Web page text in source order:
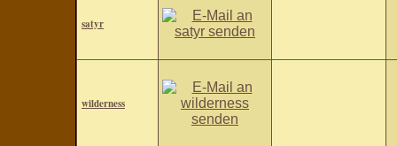
satyr
wilderness